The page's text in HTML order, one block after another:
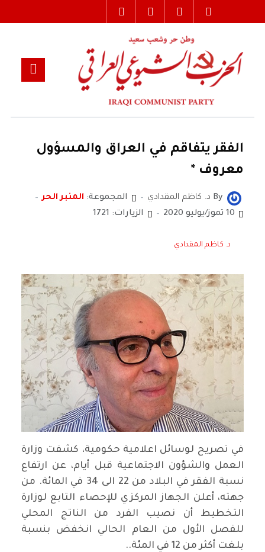
الفقر يتفاقم في العراق والمسؤول
معروف *
By د. كاظم المقدادي المجموعة: المنبر الحر
10 تموز/يوليو 2020
الزيارات: 1721
د. كاظم المقدادي
في تصريح لوسائل اعلامية حكومية، كشفت وزارة
العمل والشؤون الاجتماعية قبل أيام، عن ارتفاع
نسبة الفقر في البلاد من 22 الى 34 في المائة. من
جهته، أعلن الجهاز المركزي للإحصاء التابع لوزارة
التخطيط أن نصيب الفرد من الناتج المحلي
للفصل الأول من العام الحالي انخفض بنسبة
بلغت أكثر من 12 في المئة..